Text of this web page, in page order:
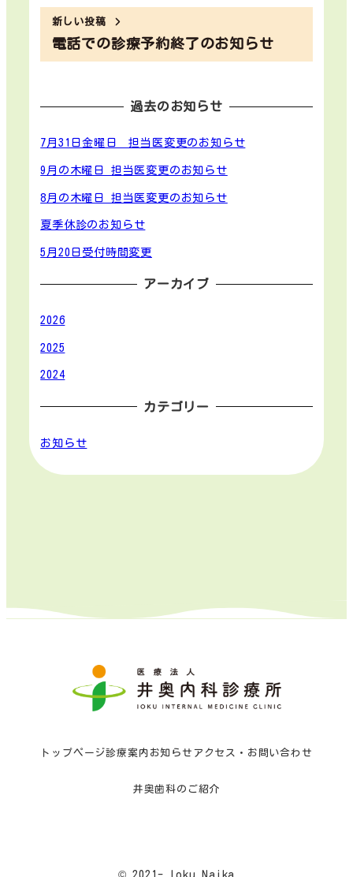
新しい投稿
電話での診療予約終了のお知らせ
過去のお知らせ
7月31日金曜日 担当医変更のお知らせ
9月の木曜日 担当医変更のお知らせ
8月の木曜日 担当医変更のお知らせ
夏季休診のお知らせ
5月20日受付時間変更
アーカイブ
2026
2025
2024
カテゴリー
お知らせ
© 2021- Ioku Naika
トップページ診療案内 お知らせ アクセス・お問い合わせ
井奥歯科のご紹介